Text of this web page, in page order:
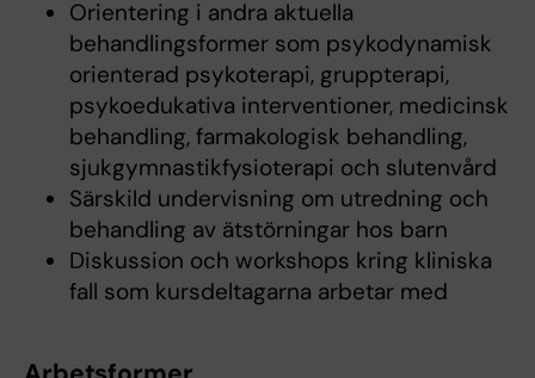
Orientering i andra aktuella
behandlingsformer som psykodynamisk
orienterad psykoterapi, gruppterapi,
psykoedukativa interventioner, medicinsk
behandling, farmakologisk behandling,
sjukgymnastikfysioterapi och slutenvård
Särskild undervisning om utredning och
behandling av ätstörningar hos barn
Diskussion och workshops kring kliniska
fall som kursdeltagarna arbetar med